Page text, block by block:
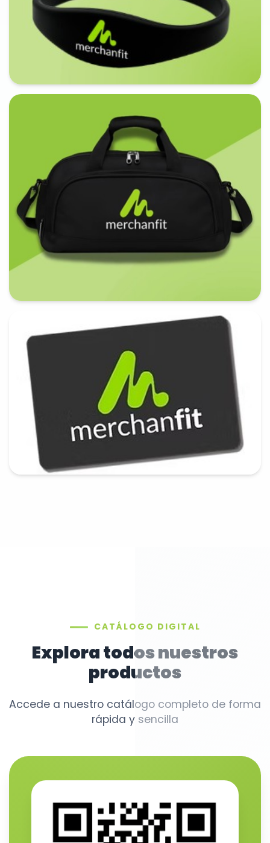
CATÁLOGO DIGITAL
Explora todos nuestros
productos
Accede a nuestro catálogo completo de forma
rápida y sencilla